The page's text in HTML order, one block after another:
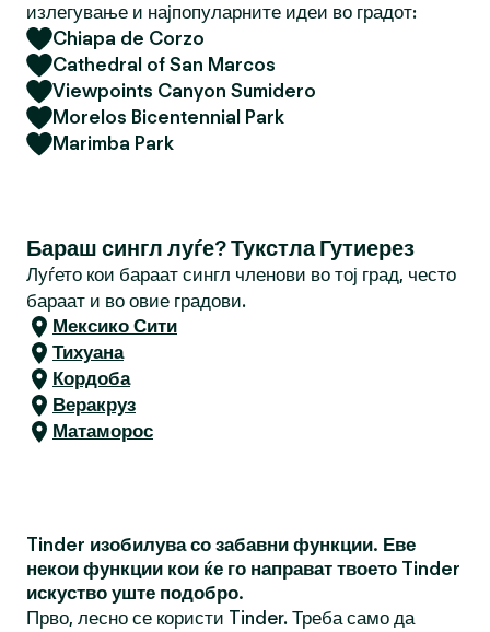
излегување и најпопуларните идеи во градот:
Chiapa de Corzo
Cathedral of San Marcos
Viewpoints Canyon Sumidero
Morelos Bicentennial Park
Marimba Park
Бараш сингл луѓе? Тукстла Гутиерез
Луѓето кои бараат сингл членови во тој град, често
бараат и во овие градови.
Мексико Сити
Тихуана
Кордоба
Веракруз
Матаморос
Tinder изобилува со забавни функции. Еве
некои функции кои ќе го направат твоето Tinder
искуство уште подобро.
Прво, лесно се користи Tinder. Треба само да